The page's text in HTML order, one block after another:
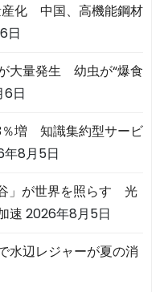
化 中国、高機能鋼材
日
大量発生 幼虫が“爆食
6日
％増 知識集約型サービ
8月5日
」が世界を照らす 光
速 2026年8月5日
辺レジャーが夏の消